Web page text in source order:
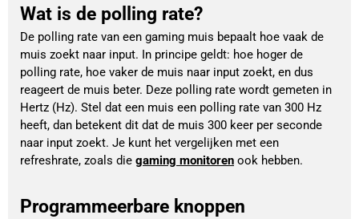
Wat is de polling rate?
De polling rate van een gaming muis bepaalt hoe vaak de
muis zoekt naar input. In principe geldt: hoe hoger de
polling rate, hoe vaker de muis naar input zoekt, en dus
reageert de muis beter. Deze polling rate wordt gemeten in
Hertz (Hz). Stel dat een muis een polling rate van 300 Hz
heeft, dan betekent dit dat de muis 300 keer per seconde
naar input zoekt. Je kunt het vergelijken met een
refreshrate, zoals die gaming monitoren ook hebben.
Programmeerbare knoppen